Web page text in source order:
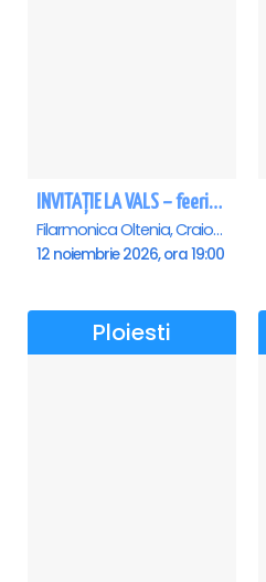
INVITAȚIE LA VALS – feerie de bal în paşi de dans - Craiova
Filarmonica Oltenia, Craiova
12 noiembrie 2026, ora 19:00
Ploiesti